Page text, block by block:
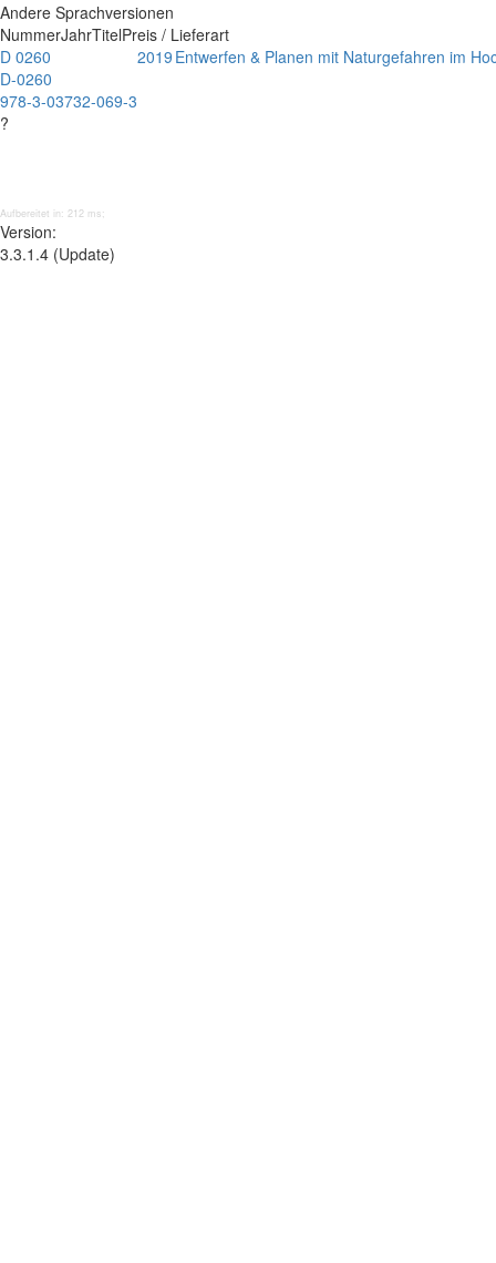
Andere Sprachversionen
NummerJahrTitelPreis / Lieferart
D 0260
D-0260
978-3-03732-069-3
?
2019 Entwerfen & Planen mit Naturgefahren im
Aufbereitet in: 212 ms;
Version:
3.3.1.4 (Update)